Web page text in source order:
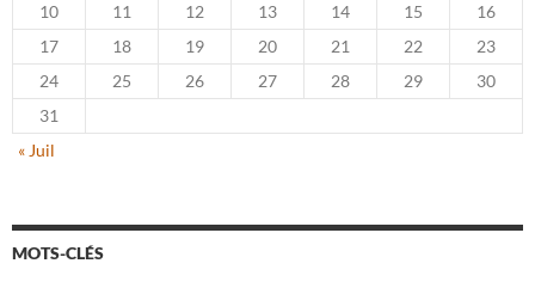
10
11 12 13 14 15
16
17
18 19 20 21 22
23
24
25 26 27 28 29
30
31
« Juil
MOTS-CLÉS